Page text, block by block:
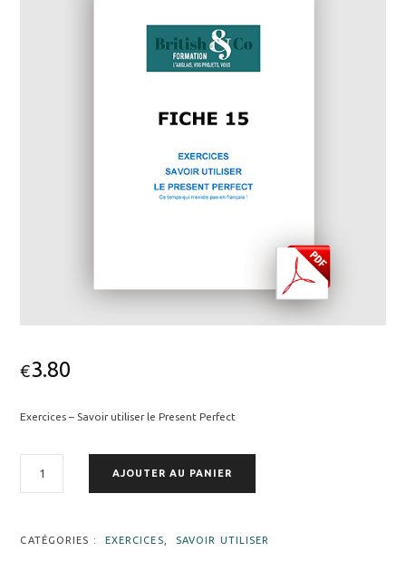
€3.80
Exercices – Savoir utiliser le Present Perfect
|
AJOUTER AU PANIER
CATÉGORIES : EXERCICES SAVOIR UTILISER